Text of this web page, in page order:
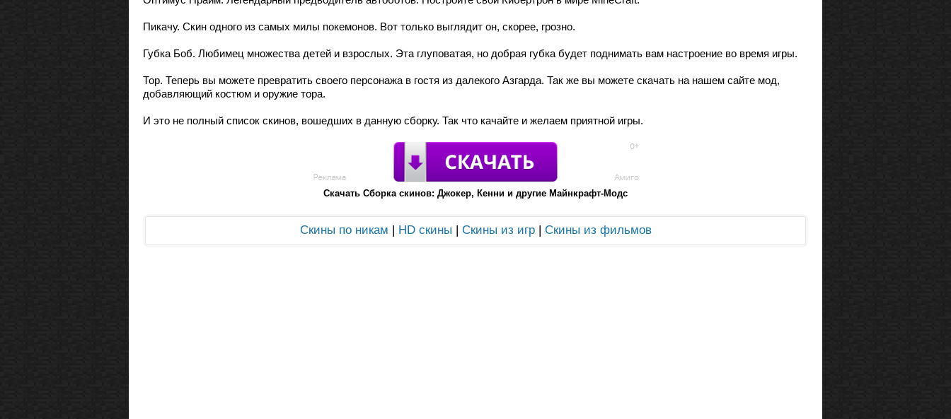
Пикачу. Скин одного из самых милы покемонов. Вот только выглядит он, скорее, грозно.
Губка Боб. Любимец множества детей и взрослых. Эта глуповатая, но добрая губка будет поднимать вам настроение во время игры.
Тор. Теперь вы можете превратить своего персонажа в гостя из далекого Азгарда. Так же вы можете скачать на нашем сайте мод,
добавляющий костюм и оружие тора.
И это не полный список скинов, вошедших в данную сборку. Так что качайте и желаем приятной игры.
Скачать Сборка скинов: Джокер, Кенни и другие Майнкрафт-Модс
Скины по никам HD скины Скины из игр| Скины из фильмов